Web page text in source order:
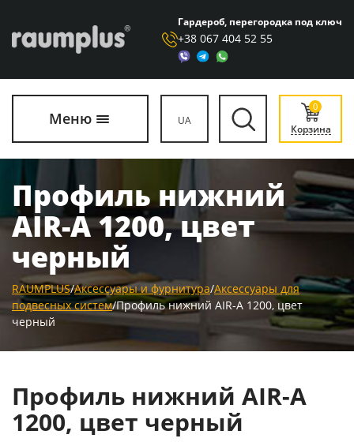
Гардероб, перегородка под ключ
+38 067 404 52 55
Меню UA
0
Корзина
Профиль нижний
AIR-А 1200, цвет
черный
RAUMPLUS/Аксессуары и фурнитура/Аксессуары для
подвесных систем/Профиль нижний AIR-А 1200, цвет
черный
Профиль нижний AIR-А
1200, цвет черный